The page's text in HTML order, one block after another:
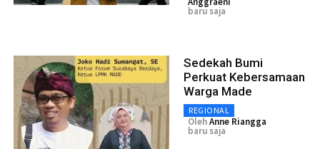
baru saja
Sedekah Bumi
Perkuat Kebersamaan
Warga Made
REGIONAL
OlehAnne Riangga
baru saja